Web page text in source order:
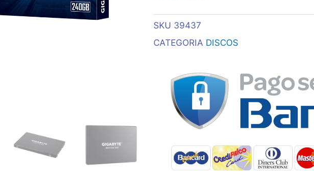
SKU 39437
CATEGORIA DISCOS